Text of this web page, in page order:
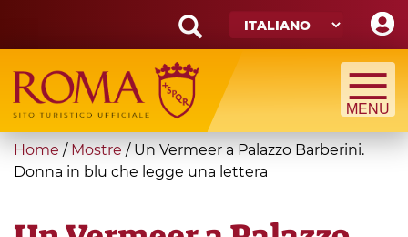
main
content
Search
form
Cerca
You
are
Home / Mostre / Un Vermeer a Palazzo Barberini.
Donna in blu che legge una lettera